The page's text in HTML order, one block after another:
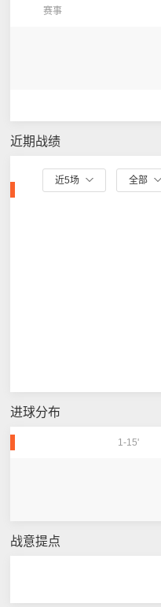
赛事
近期战绩
近5场 全部
进球分布
1-15'
战意提点